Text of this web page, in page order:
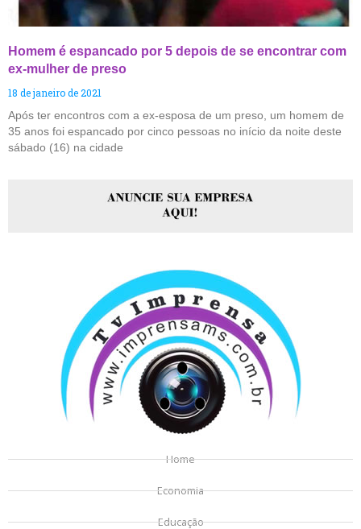
Homem é espancado por 5 depois de se encontrar com
ex-mulher de preso
18 de janeiro de 2021
Após ter encontros com a ex-esposa de um preso, um homem de
35 anos foi espancado por cinco pessoas no início da noite deste
sábado (16) na cidade
Home
Economia
Educação